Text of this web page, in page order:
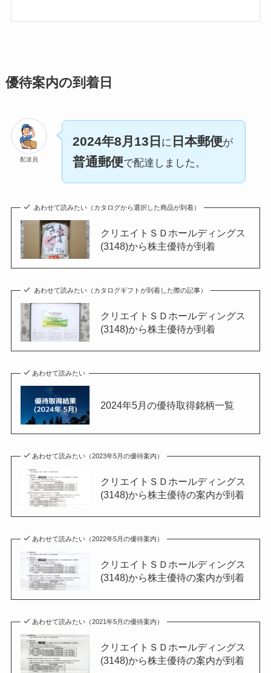
優待案内の到着日
配達員
2024年8月13日 に 日本郵便が
普通郵便で配達しました。
あわせて読みたい（カタログから選択した商品が到着）
クリエイトＳＤホールディングス
(3148)から株主優待が到着
あわせて読みたい（カタログギフトが到着した際の記事）
クリエイトＳＤホールディングス
(3148)から株主優待が到着
あわせて読みたい
2024年5月の優待取得銘柄一覧
あわせて読みたい（2023年5月の優待案内）
クリエイトＳＤホールディングス
(3148)から株主優待の案内が到着
あわせて読みたい（2022年5月の優待案内）
クリエイトＳＤホールディングス
(3148)から株主優待の案内が到着
あわせて読みたい（2021年5月の優待案内）
クリエイトＳＤホールディングス
(3148)から株主優待の案内が到着